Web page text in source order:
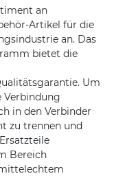
an
Artikel für die
an. Das
bietet die
Um
Verbindung
in den Verbinder
zu trennen und
Bereich